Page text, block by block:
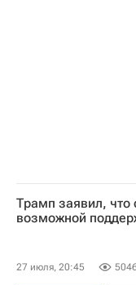
Трамп заявил, что
возможной
27 июля, 20:45